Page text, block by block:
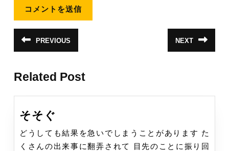
投
稿
ビ
ゲ
ー
シ
ョ
PREVIOUS
の
NEXT
の
Related Post
そそぐ
そ
ぐ
どうしても結果を急いでしまうことがあります た
くさんの出来事に翻弄されて 目先のことに振り回